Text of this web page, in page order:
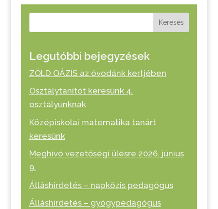
Keresés
Legutóbbi bejegyzések
ZÖLD OÁZIS az óvodánk kertjében
Osztálytanítót keresünk 4.
osztályunknak
Középiskolai matematika tanárt
keresünk
Meghívó vezetőségi ülésre 2026. június
9.
Álláshirdetés – napközis pedagógus
Álláshirdetés – gyógypedagógus